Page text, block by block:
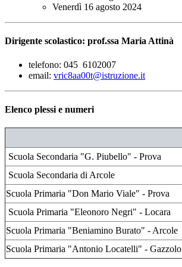
Venerdì 16 agosto 2024
Dirigente scolastico: prof.ssa Maria Attinà
telefono: 045 6102007
email: vric8aa00t@istruzione.it
Elenco plessi e numeri
Scuola Secondaria "G. Piubello" - Prova
Scuola Secondaria di Arcole
Scuola Primaria "Don Mario Viale" - Prova
Scuola Primaria "Eleonoro Negri" - Locara
Scuola Primaria "Beniamino Burato" - Arcole
Scuola Primaria "Antonio Locatelli" - Gazzolo